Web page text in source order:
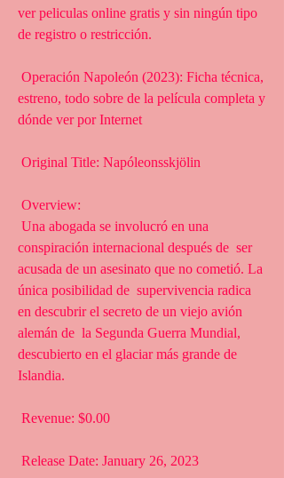
ver peliculas online gratis y sin ningún tipo
de registro o restricción.
estreno, todo sobre de la película completa y
dónde ver por Internet
Original Title: Napóleonsskjölin
Overview:
conspiración internacional después de  ser
acusada de un asesinato que no cometió. La
única posibilidad de  supervivencia radica
en descubrir el secreto de un viejo avión
alemán de  la Segunda Guerra Mundial,
descubierto en el glaciar más grande de
Islandia.
Revenue: $0.00
Release Date: January 26, 2023